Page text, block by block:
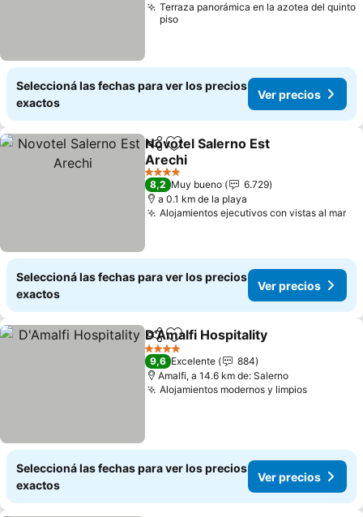
Terraza panorámica en la azotea del quinto
piso
Seleccioná las fechas para ver los precios
exactos
Ver precios
CompartirAñadir a favoritos
Novotel Salerno Est
Arechi
4 Estrellas
8,2 Muy bueno
6.729
a 0.1 km de la playa
Alojamientos ejecutivos con vistas al mar
Seleccioná las fechas para ver los precios
exactos
Ver precios
CompartirAñadir a favoritos
D'Amalfi Hospitality
4 Estrellas
9,6 Excelente
884
Amalfi, a 14.6 km de: Salerno
Alojamientos modernos y limpios
Seleccioná las fechas para ver los precios
exactos
Ver precios